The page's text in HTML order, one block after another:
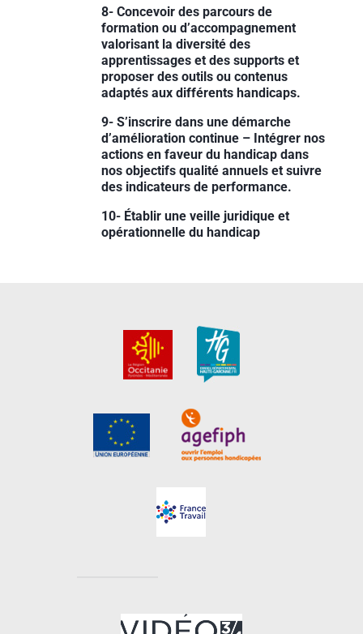
8- Concevoir des parcours de
formation ou d’accompagnement
valorisant la diversité des
apprentissages et des supports et
proposer des outils ou contenus
adaptés aux différents handicaps.
9- S’inscrire dans une démarche
d’amélioration continue – Intégrer nos
actions en faveur du handicap dans
nos objectifs qualité annuels et suivre
des indicateurs de performance.
10- Établir une veille juridique et
opérationnelle du handicap